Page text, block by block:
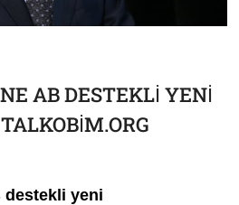
AB DESTEKLİ YENİ
destekli yeni